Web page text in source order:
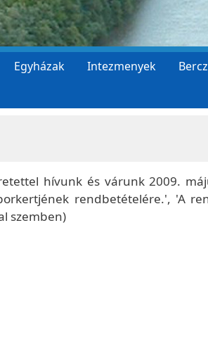
Egyházak Intezmenyek
hívunk és várunk 2009.
rendbetételére.', 'A
szemben)